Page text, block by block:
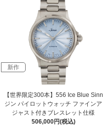
新作
【世界限定300本】556 Ice Blue Sinn
ジン パイロットウォッチ ファインア
ジャスト付きブレスレット仕様
506,000円(税込)